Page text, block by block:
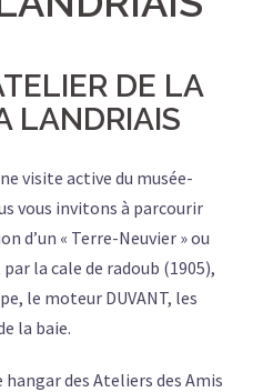
DE LA
LANDRIAIS
visite active du musée-
vous invitons à parcourir
d’un « Terre-Neuvier » ou
la cale de radoub (1905),
le moteur DUVANT, les
la baie.
des Ateliers des Amis